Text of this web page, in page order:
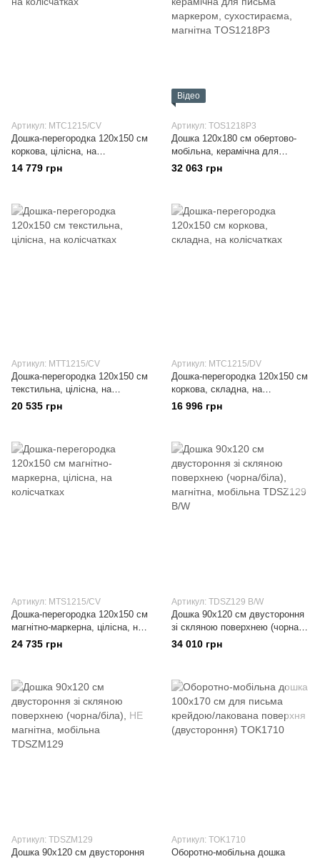
Артикул: MTC1215/CV
Дошка-перегородка 120x150 см
коркова, цілісна, на
колісчатках
14 779 грн
Відео
Артикул: TOS1218P3
Дошка 120x180 см обертово-
мобільна, керамічна для
письма маркером,
сухостираєма, магнітна
32 063 грн
Артикул: MTT1215/CV
Дошка-перегородка 120x150 см
текстильна, цілісна, на
колісчатках
20 535 грн
Артикул: MTC1215/DV
Дошка-перегородка 120x150 см
коркова, складна, на
колісчатках
16 996 грн
Артикул: MTS1215/CV
Дошка-перегородка 120x150 см
магнітно-маркерна, цілісна, на
колісчатках
24 735 грн
Артикул: TDSZ129 B/W
Дошка 90x120 см двустороння
зі скляною поверхнею (чорна/
біла), магнітна, мобільна
34 010 грн
Артикул: TDSZM129
Дошка 90x120 см двустороння
Артикул: TOK1710
Оборотно-мобільна дошка